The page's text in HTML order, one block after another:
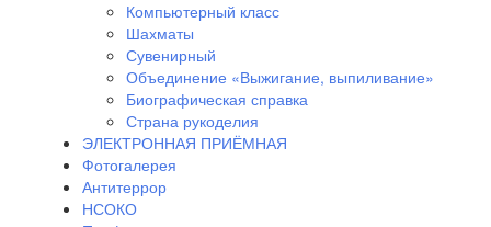
Компьютерный класс
Шахматы
Сувенирный
Объединение «Выжигание, выпиливание»
Биографическая справка
Страна рукоделия
ЭЛЕКТРОННАЯ ПРИЁМНАЯ
Фотогалерея
Антитеррор
НСОКО